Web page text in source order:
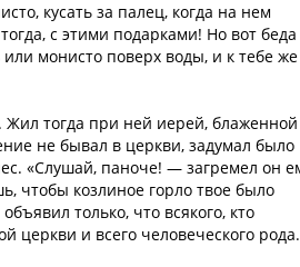
кусать за палец, когда на нем
с этими подарками! Но вот
монисто поверх воды, и к тебе
Жил тогда при ней иерей, блаженной
не бывал в церкви, задумал было
«Слушай, паноче! — загремел он
чтобы козлиное горло твое было
только, что всякого, кто
церкви и всего человеческого рода.